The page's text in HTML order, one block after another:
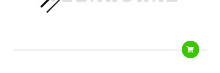
botépítésről, minden kompromisszum nélkül. Egyedi és rendkívül
program. A típusok hossz és karakterisztika változata minden